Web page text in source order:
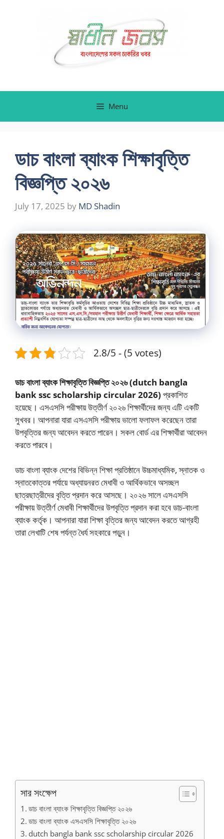
Menu
ডাচ বাংলা ব্যাংক শিক্ষাবৃত্তি
বিজ্ঞপ্তি ২০২৬
July 17, 2025 by MD Shadin
2.8/5 - (5 votes)
ডাচ বাংলা ব্যাংক শিক্ষাবৃত্তি বিজ্ঞপ্তি ২০২৬(dutch bangla
bank ssc scholarship circular 2026) প্রকাশিত
হয়েছে। এসএসসি পরীক্ষায় উত্তীর্ণ ২০২৬ শিক্ষার্থীদের জন্য এটি একটি
সুখবর। আপনারা যারা এসএসসি পরীক্ষায় ভালো ফলাফল করেছেন তারা
উপবৃত্তির জন্য আবেদন করতে পারেন। সকল বোর্ড এর শিক্ষার্থীরা আবেদন
করতে পারবে।
ডাচ বাংলা ব্যাংক দেশের বিভিন্ন শিক্ষা প্রতিষ্ঠানে উচ্চমাধ্যমিক, স্নাতক ও
স্নাতকোত্তর পর্যায়ে অধ্যায়নরত মেধাবী ও আর্থিকভাবে অসচ্ছল
ছাত্রছাত্রীদের বৃত্তি প্রদান করে আসছে। ২০২৬ সালে এসএসসি
পরীক্ষায় উত্তীর্ণ মেধাবী শিক্ষার্থীদের উপবৃত্তি প্রদান করা হবে ডাচ-বাংলা
ব্যাংক কর্তৃক। আপনারা যারা শিক্ষা বৃত্তির জন্য আবেদন করতে আগ্রহী
তারা লেখাটি শেষ পর্যন্ত ধৈর্য সহকারে পড়ুন।
সার সংক্ষেপ
ডাচ বাংলা ব্যাংক শিক্ষাবৃত্তি বিজ্ঞপ্তি ২০২৬
ডাচ বাংলা ব্যাংক এসএসসি শিক্ষাবৃত্তি ২০২৬
dutch bangla bank ssc scholarship circular 2026